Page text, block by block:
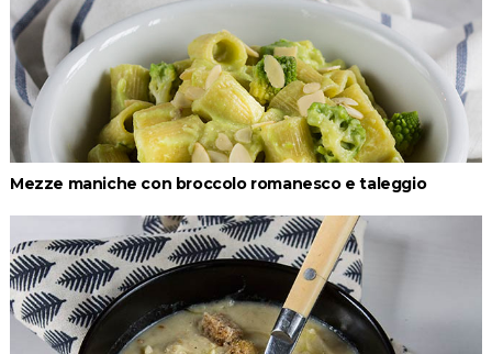
Mezze maniche con broccolo romanesco e taleggio